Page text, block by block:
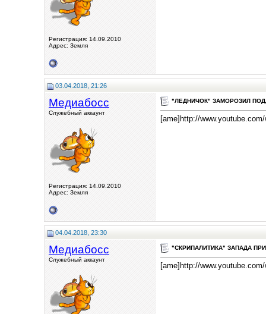
Регистрация: 14.09.2010
Адрес: Земля
03.04.2018, 21:26
Медиабосс
Служебный аккаунт
Регистрация: 14.09.2010
Адрес: Земля
"ЛЕДНИЧОК" ЗАМОРОЗИЛ
[ame]http://
04.04.2018, 23:30
Медиабосс
Служебный аккаунт
"СКРИПАЛИТИКА" ЗАПАДА
[ame]http://